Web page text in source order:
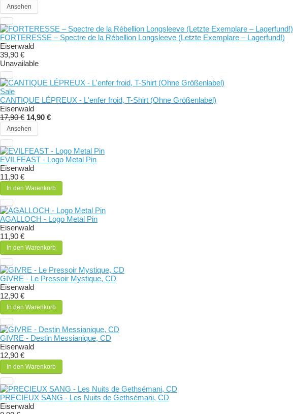
Ansehen
FORTERESSE – Spectre de la Rébellion Longsleeve (Letzte Exemplare – Lagerfund!)
Eisenwald
39,90 €
Unavailable
Sale
CANTIQUE LÉPREUX - L'enfer froid, T-Shirt (Ohne Größenlabel)
Eisenwald
17,90 € 14,90 €
Ansehen
EVILFEAST - Logo Metal Pin
Eisenwald
11,90 €
In den Warenkorb
AGALLOCH - Logo Metal Pin
Eisenwald
11,90 €
In den Warenkorb
GIVRE - Le Pressoir Mystique, CD
Eisenwald
12,90 €
In den Warenkorb
GIVRE - Destin Messianique, CD
Eisenwald
12,90 €
In den Warenkorb
PRECIEUX SANG - Les Nuits de Gethsémani, CD
Eisenwald